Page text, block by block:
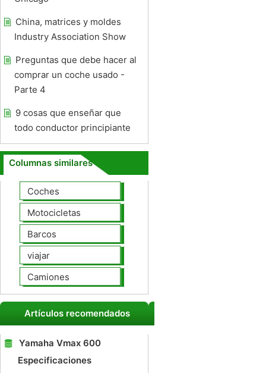
China, matrices y moldes
Industry Association Show
Preguntas que debe hacer al
comprar un coche usado -
Parte 4
9 cosas que enseñar que
todo conductor principiante
Columnas similares
Coches
Motocicletas
Barcos
viajar
Camiones
Artículos recomendados
Yamaha Vmax 600
Especificaciones